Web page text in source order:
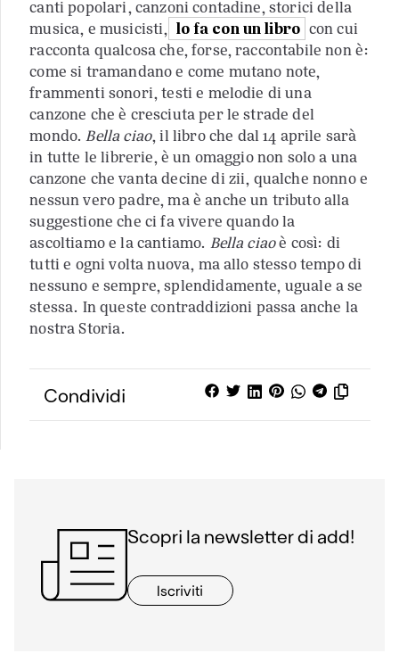
canti popolari, canzoni contadine, storici della
musica, e musicisti, lo fa con un libro con cui
racconta qualcosa che, forse, raccontabile non è:
come si tramandano e come mutano note,
frammenti sonori, testi e melodie di una
canzone che è cresciuta per le strade del
mondo.Bella ciao, il libro che dal 14 aprile sarà
in tutte le librerie, è un omaggio non solo a una
canzone che vanta decine di zii, qualche nonno e
nessun vero padre, ma è anche un tributo alla
suggestione che ci fa vivere quando la
ascoltiamo e la cantiamo. Bella ciaoè così: di
tutti e ogni volta nuova, ma allo stesso tempo di
nessuno e sempre, splendidamente, uguale a se
stessa. In queste contraddizioni passa anche la
nostra Storia.
Condividi
Scopri la newsletter di add!
Iscriviti